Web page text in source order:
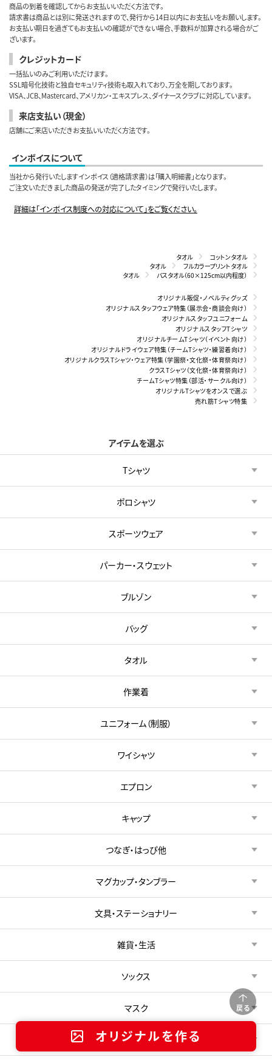
戻る
オリジナルを作る
商品の到着を確認してからお支払いいただく方法です。
請求書は商品とは別に発送されますので、発行から14日以内にお支払いをお願いします。
お支払い期日を過ぎてもお支払いの確認ができない場合、手数料が加算される場合がご
ざいます。
クレジットカード
一括払いのみご利用いただけます。
SSL暗号化技術と独自セキュリティ技術も取入れており、万全を期しております。
VISA、JCB、Mastercard、アメリカン・エキスプレス、ダイナースクラブに対応しています。
来店支払い（現金）
店舗にご来店いただきお支払いいただく方法です。
インボイスについて
当社から発行いたしますインボイス（適格請求書）は「購入明細書」となります。
ご注文いただきました商品の発送が完了したタイミングで発行いたします。
詳細は「インボイス制度への対応について」をご覧ください。
タオル
コットンタオル
タオル
フルカラープリントタオル
タオル
バスタオル（60×125cm以内程度）
オリジナル販促・ノベルティグッズ
オリジナルスタッフウェア特集（展示会・商談会向け）
オリジナルスタッフユニフォーム
オリジナルスタッフTシャツ
オリジナルチームTシャツ（イベント向け）
オリジナルドライウェア特集（チームTシャツ・練習着向け）
オリジナルクラスTシャツ・ウェア特集（学園祭・文化祭・体育祭向け）
クラスTシャツ（文化祭・体育祭向け）
チームTシャツ特集（部活・サークル向け）
オリジナルTシャツをオンスで選ぶ
売れ筋Tシャツ特集
アイテムを選ぶ
Tシャツ
ポロシャツ
スポーツウェア
パーカー・スウェット
ブルゾン
バッグ
タオル
作業着
ユニフォーム（制服）
ワイシャツ
エプロン
キャップ
つなぎ・はっぴ他
マグカップ・タンブラー
文具・ステーショナリー
雑貨・生活
ソックス
マスク
アイテム（その他）